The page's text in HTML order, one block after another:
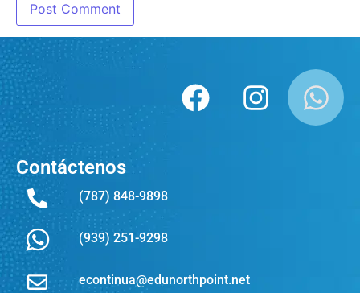
Contáctenos
(787) 848-9898
(939) 251-9298
econtinua@edunorthpoint.net